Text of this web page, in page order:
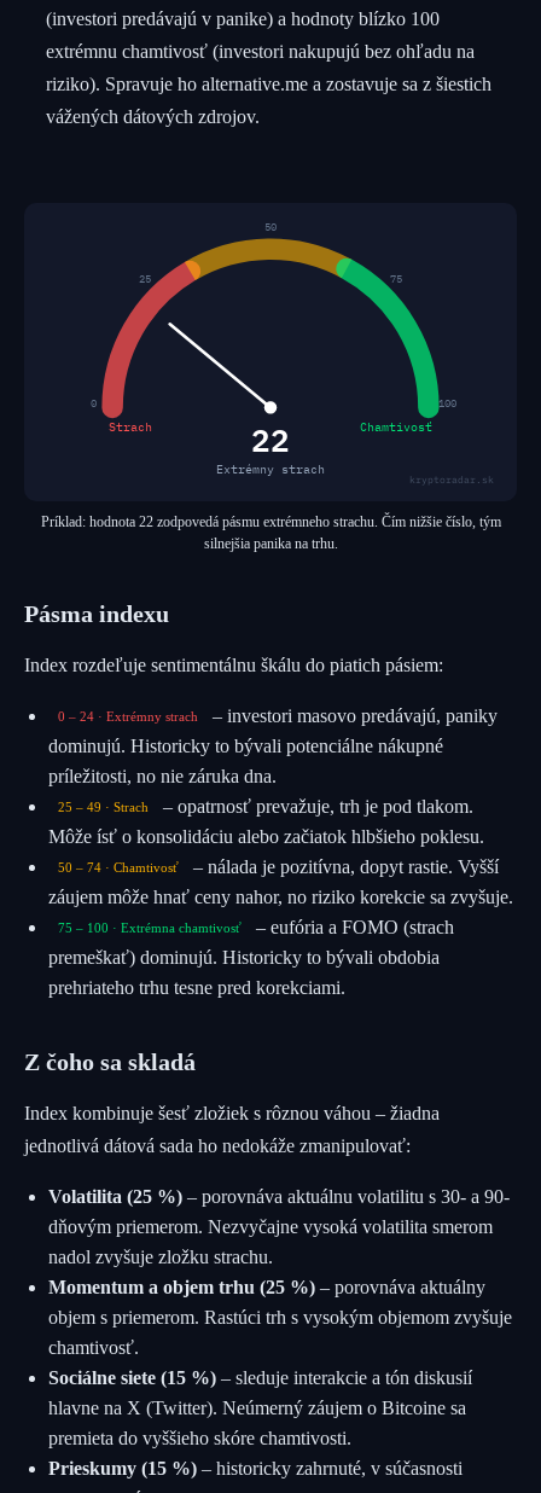
(investori predávajú v panike) a hodnoty blízko 100
extrémnu chamtivosť (investori nakupujú bez ohľadu na
riziko). Spravuje ho alternative.me a zostavuje sa z šiestich
vážených dátových zdrojov.
0
25
50
75
100
Strach Chamtivosť
22
Extrémny strach
kryptoradar.sk
Príklad: hodnota 22 zodpovedá pásmu extrémneho strachu. Čím nižšie číslo, tým
silnejšia panika na trhu.
Pásma indexu
Index rozdeľuje sentimentálnu škálu do piatich pásiem:
0 – 24 · Extrémny strach
– investori masovo predávajú, paniky
dominujú. Historicky to bývali potenciálne nákupné
príležitosti, no nie záruka dna.
25 – 49 · Strach
– opatrnosť prevažuje, trh je pod tlakom.
Môže ísť o konsolidáciu alebo začiatok hlbšieho poklesu.
50 – 74 · Chamtivosť
– nálada je pozitívna, dopyt rastie. Vyšší
záujem môže hnať ceny nahor, no riziko korekcie sa zvyšuje.
75 – 100 · Extrémna chamtivosť
– eufória a FOMO (strach
premeškať) dominujú. Historicky to bývali obdobia
prehriateho trhu tesne pred korekciami.
Z čoho sa skladá
Index kombinuje šesť zložiek s rôznou váhou – žiadna
jednotlivá dátová sada ho nedokáže zmanipulovať:
Volatilita (25 %) – porovnáva aktuálnu volatilitu s 30- a 90-
dňovým priemerom. Nezvyčajne vysoká volatilita smerom
nadol zvyšuje zložku strachu.
Momentum a objem trhu (25 %) – porovnáva aktuálny
objem s priemerom. Rastúci trh s vysokým objemom zvyšuje
chamtivosť.
Sociálne siete (15 %) – sleduje interakcie a tón diskusií
hlavne na X (Twitter). Neúmerný záujem o Bitcoine sa
premieta do vyššieho skóre chamtivosti.
Prieskumy (15 %) – historicky zahrnuté, v súčasnosti